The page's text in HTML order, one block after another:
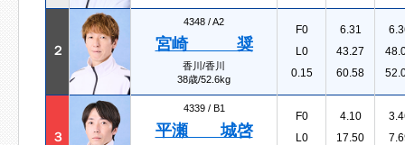
２
4348 /A2
宮崎 奨
香川/香川
38歳/52.6kg
F0
L0
0.15
6.31
43.27
60.58
３
4339 / B1
平瀬 城啓
F0
L0
4.10
17.50